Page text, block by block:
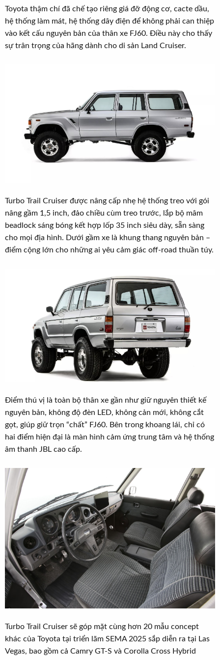
Toyota thậm chí đã chế tạo riêng giá đỡ động cơ, cacte dầu,
hệ thống làm mát, hệ thống dây điện để không phải can thiệp
vào kết cấu nguyên bản của thân xe FJ60. Điều này cho thấy
sự trân trọng của hãng dành cho di sản Land Cruiser.
Turbo Trail Cruiser được nâng cấp nhẹ hệ thống treo với gói
nâng gầm 1,5 inch, đảo chiều cùm treo trước, lắp bộ mâm
beadlock sáng bóng kết hợp lốp 35 inch siêu dày, sẵn sàng
cho mọi địa hình. Dưới gầm xe là khung thang nguyên bản –
điểm cộng lớn cho những ai yêu cảm giác off-road thuần túy.
Điểm thú vị là toàn bộ thân xe gần như giữ nguyên thiết kế
nguyên bản, không độ đèn LED, không cản mới, không cắt
gọt, giúp giữ trọn “chất” FJ60. Bên trong khoang lái, chỉ có
hai điểm hiện đại là màn hình cảm ứng trung tâm và hệ thống
âm thanh JBL cao cấp.
Turbo Trail Cruiser sẽ góp mặt cùng hơn 20 mẫu concept
khác của Toyota tại triển lãm SEMA 2025 sắp diễn ra tại Las
Vegas, bao gồm cả Camry GT-S và Corolla Cross Hybrid